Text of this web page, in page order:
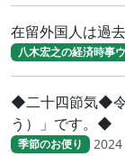
在留外国人は過
八木宏之の経済時事
◆二十四節気◆令
う）」です。◆
季節のお便り